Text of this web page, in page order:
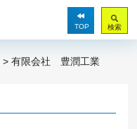
TOP 検索
> 有限会社 豊潤工業